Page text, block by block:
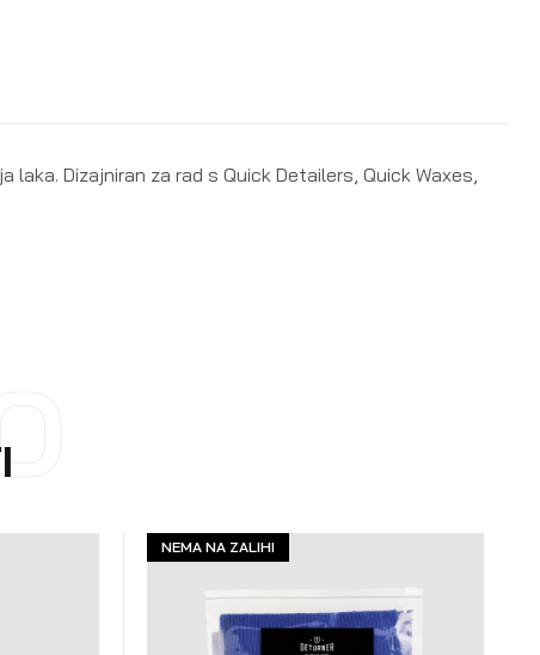
Dizajniran za rad s Quick Detailers, Quick Waxes,
NEMA NA ZALIHI